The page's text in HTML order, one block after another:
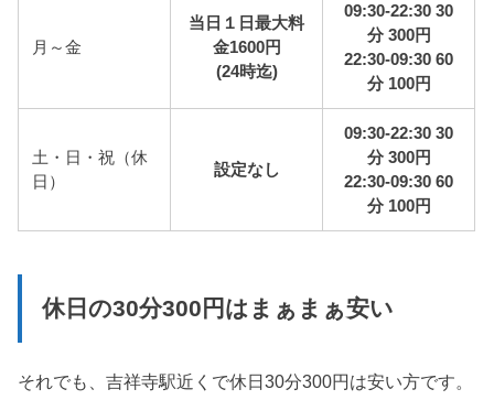
月～金
当日１日最大料
金1600円
(24時迄)
09:30-22:30 30
分 300円
22:30-09:30 60
分 100円
土・日・祝（休
日）
設定なし
09:30-22:30 30
分 300円
22:30-09:30 60
分 100円
休日の30分300円はまぁまぁ安い
それでも、吉祥寺駅近くで休日30分300円は安い方です。